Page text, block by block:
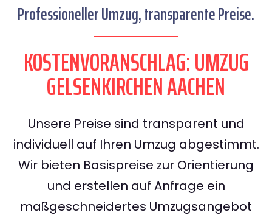
Professioneller Umzug, transparente Preise.
KOSTENVORANSCHLAG: UMZUG
GELSENKIRCHEN AACHEN
Unsere Preise sind transparent und
individuell auf Ihren Umzug abgestimmt.
Wir bieten Basispreise zur Orientierung
und erstellen auf Anfrage ein
maßgeschneidertes Umzugsangebot